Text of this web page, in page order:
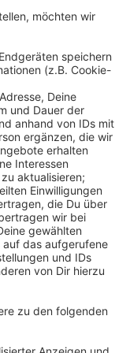
haben. Zu
Ansteckung
der Nummer